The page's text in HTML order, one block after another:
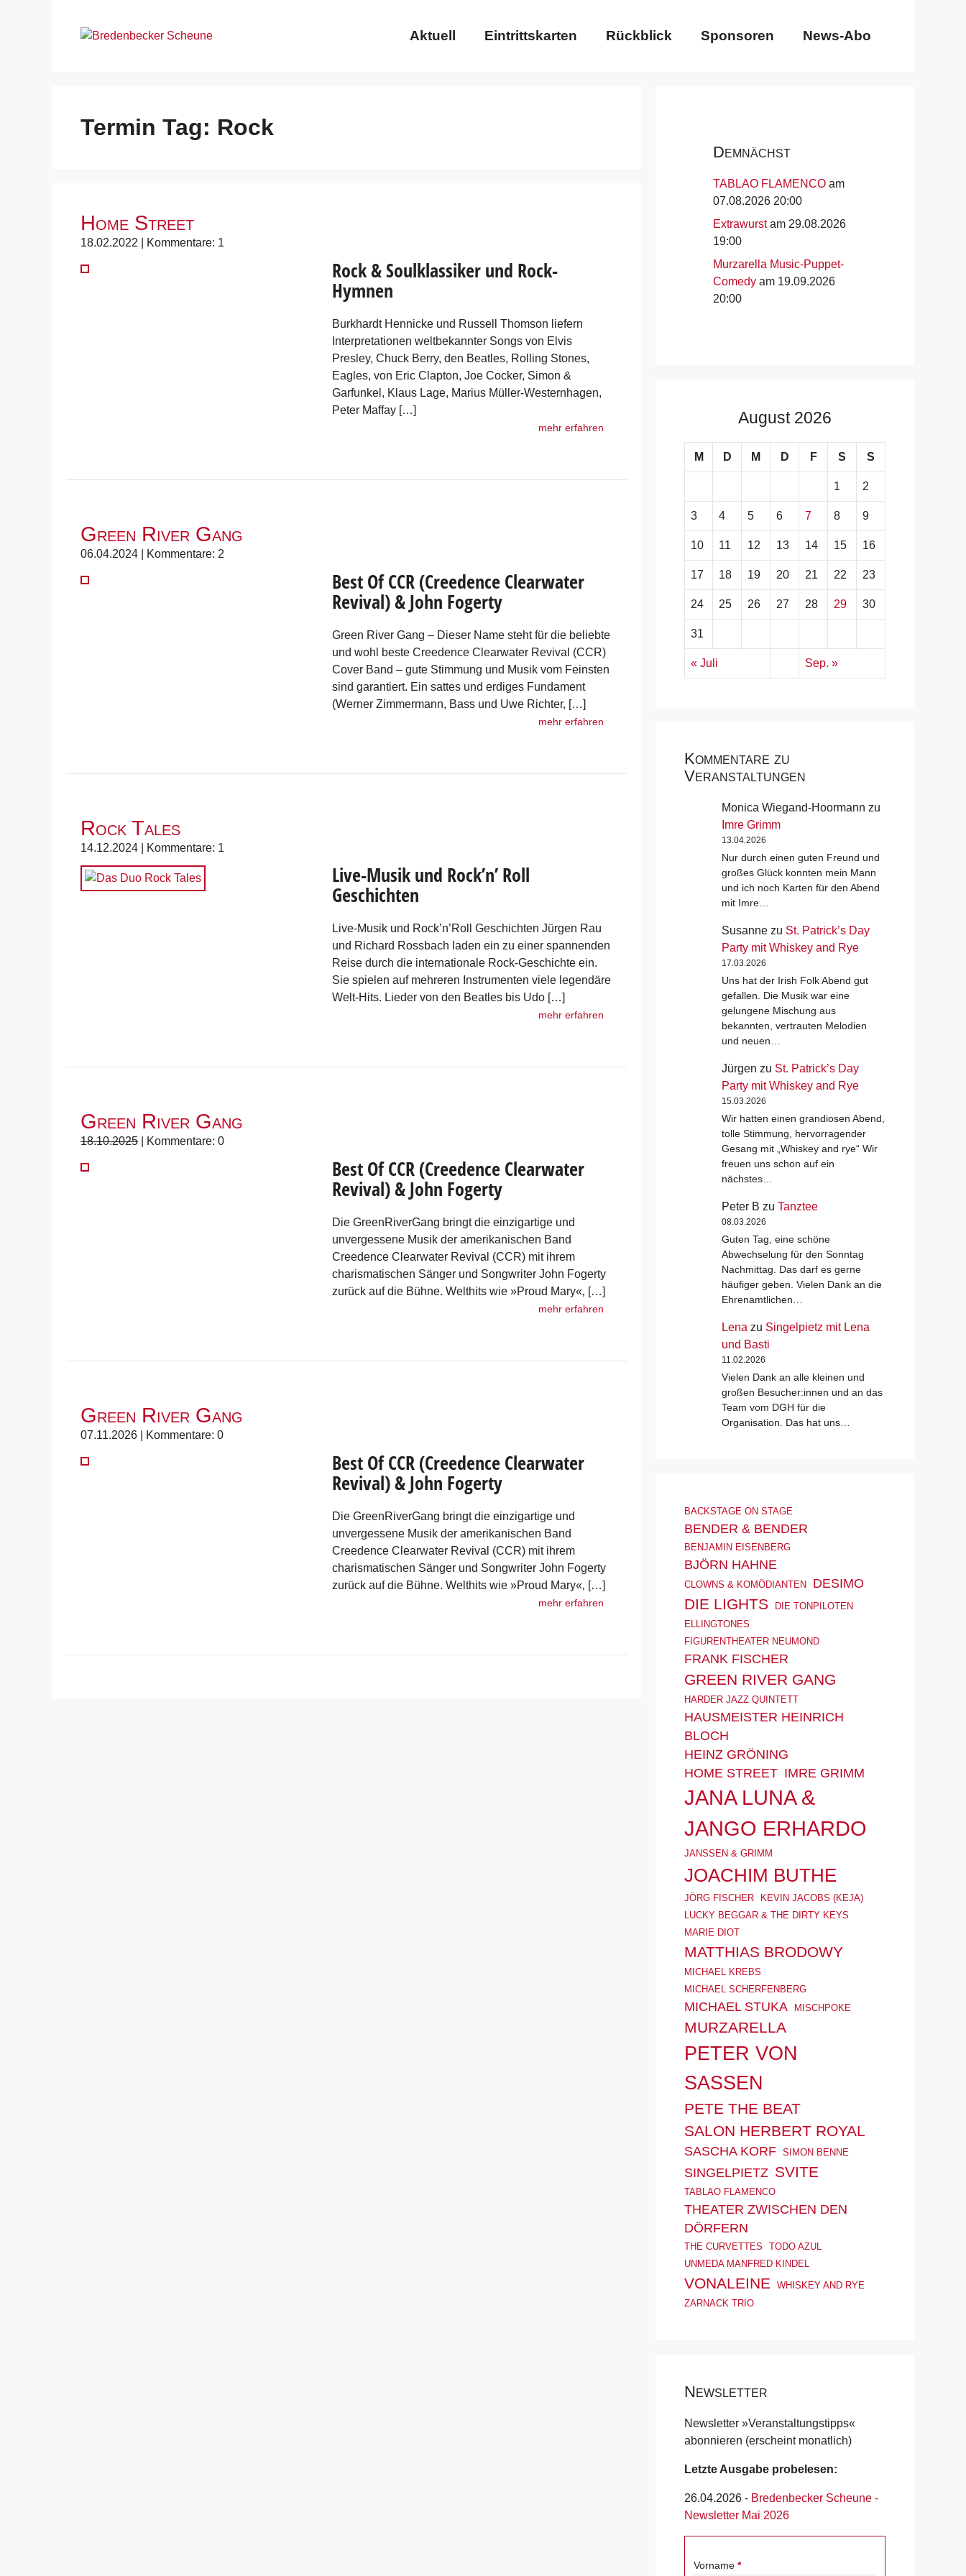
Aktuell Eintrittskarten Rückblick Sponsoren News-Abo
Termin Tag: Rock
Home Street
18.02.2022 | Kommentare: 1
Rock & Soulklassiker und Rock-
Hymnen
Burkhardt Hennicke und Russell Thomson liefern
Interpretationen weltbekannter Songs von Elvis
Presley, Chuck Berry, den Beatles, Rolling Stones,
Eagles, von Eric Clapton, Joe Cocker, Simon &
Garfunkel, Klaus Lage, Marius Müller-Westernhagen,
Peter Maffay […]
mehr erfahren
Green River Gang
06.04.2024 | Kommentare: 2
Best Of CCR (Creedence Clearwater
Revival) & John Fogerty
Green River Gang – Dieser Name steht für die beliebte
und wohl beste Creedence Clearwater Revival (CCR)
Cover Band – gute Stimmung und Musik vom Feinsten
sind garantiert. Ein sattes und erdiges Fundament
(Werner Zimmermann, Bass und Uwe Richter, […]
mehr erfahren
Rock Tales
14.12.2024 | Kommentare: 1
Live-Musik und Rock’n’ Roll
Geschichten
Live-Musik und Rock’n’Roll Geschichten Jürgen Rau
und Richard Rossbach laden ein zu einer spannenden
Reise durch die internationale Rock-Geschichte ein.
Sie spielen auf mehreren Instrumenten viele legendäre
Welt-Hits. Lieder von den Beatles bis Udo […]
mehr erfahren
Green River Gang
18.10.2025 | Kommentare: 0
Best Of CCR (Creedence Clearwater
Revival) & John Fogerty
Die GreenRiverGang bringt die einzigartige und
unvergessene Musik der amerikanischen Band
Creedence Clearwater Revival (CCR) mit ihrem
charismatischen Sänger und Songwriter John Fogerty
zurück auf die Bühne. Welthits wie »Proud Mary«‚ […]
mehr erfahren
Green River Gang
07.11.2026 | Kommentare: 0
Best Of CCR (Creedence Clearwater
Revival) & John Fogerty
Die GreenRiverGang bringt die einzigartige und
unvergessene Musik der amerikanischen Band
Creedence Clearwater Revival (CCR) mit ihrem
charismatischen Sänger und Songwriter John Fogerty
zurück auf die Bühne. Welthits wie »Proud Mary«‚ […]
mehr erfahren
Demnächst
TABLAO FLAMENCO am
07.08.2026 20:00
Extrawurstam 29.08.2026
19:00
Murzarella Music-Puppet-
Comedy am 19.09.2026
20:00
August 2026
M D M D F S S
1 2
3 4 5 6 7 8 9
10 11 12 13 14 15 16
17 18 19 20 21 22 23
24 25 26 27 28 29 30
31
« Juli Sep. »
Kommentare zu
Veranstaltungen
Monica Wiegand-Hoormann zu
Imre Grimm
13.04.2026
Nur durch einen guten Freund und
großes Glück konnten mein Mann
und ich noch Karten für den Abend
mit Imre…
Susanne zu St. Patrick’s Day
Party mit Whiskey and Rye
17.03.2026
Uns hat der Irish Folk Abend gut
gefallen. Die Musik war eine
gelungene Mischung aus
bekannten, vertrauten Melodien
und neuen…
Jürgen zu St. Patrick’s Day
Party mit Whiskey and Rye
15.03.2026
Wir hatten einen grandiosen Abend,
tolle Stimmung, hervorragender
Gesang mit „Whiskey and rye“ Wir
freuen uns schon auf ein
nächstes…
Peter B zu Tanztee
08.03.2026
Guten Tag, eine schöne
Abwechselung für den Sonntag
Nachmittag. Das darf es gerne
häufiger geben. Vielen Dank an die
Ehrenamtlichen…
Lena zu Singelpietz mit Lena
und Basti
11.02.2026
Vielen Dank an alle kleinen und
großen Besucher:innen und an das
Team vom DGH für die
Organisation. Das hat uns…
BACKSTAGE ON STAGE
BENDER & BENDER
BENJAMIN EISENBERG
BJÖRN HAHNE
CLOWNS & KOMÖDIANTEN DESIMO
DIE LIGHTS
DIE TONPILOTEN
ELLINGTONES
FIGURENTHEATER NEUMOND
FRANK FISCHER
GREEN RIVER GANG
HARDER JAZZ QUINTETT
HAUSMEISTER HEINRICH
BLOCH
HEINZ GRÖNING
HOME STREET IMRE GRIMM
JANA LUNA &
JANGO ERHARDO
JANSSEN & GRIMM
JOACHIM BUTHE
JÖRG FISCHER
KEVIN JACOBS (KEJA)
LUCKY BEGGAR & THE DIRTY KEYS
MARIE DIOT
MATTHIAS BRODOWY
MICHAEL KREBS
MICHAEL SCHERFENBERG
MICHAEL STUKA MISCHPOKE
MURZARELLA
PETER VON
SASSEN
PETE THE BEAT
SALON HERBERT ROYAL
SASCHA KORF SIMON BENNE
SINGELPIETZ SVITE
TABLAO FLAMENCO
THEATER ZWISCHEN DEN
DÖRFERN
THE CURVETTES
TODO AZUL
UNMEDA MANFRED KINDEL
VONALEINE
WHISKEY AND RYE
ZARNACK TRIO
Newsletter
Newsletter »Veranstaltungstipps«
abonnieren (erscheint monatlich)
Letzte Ausgabe probelesen:
26.04.2026 - Bredenbecker Scheune -
Newsletter Mai 2026
Vorname